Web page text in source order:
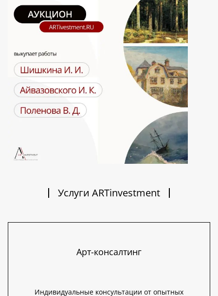
Услуги ARTinvestment
Арт-консалтинг
Индивидуальные консультации от опытных